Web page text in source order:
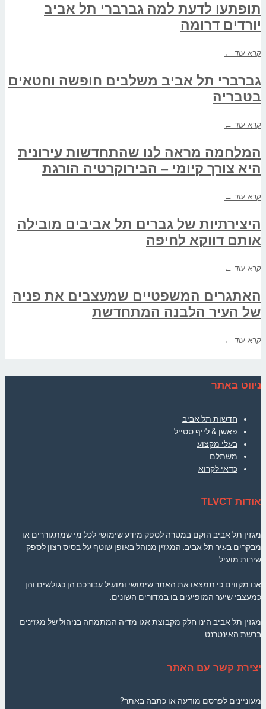
תופתעו לדעת למה גברברי תל אביב
יורדים דרומה
קרא עוד ←
גברברי תל אביב משלבים חופשה וחטאים
בטבריה
קרא עוד ←
המלחמה מראה לנו שהתחדשות עירונית
היא צורך קיומי – הבירוקרטיה הורגת
קרא עוד ←
היצירתיות של גברים תל אביבים מובילה
אותם דווקא לחיפה
קרא עוד ←
האתגרים המשפטיים שמעצבים את פניה
של העיר הלבנה המתחדשת
קרא עוד ←
ניווט באתר
חדשות תל אביב
פאשן & לייף סטייל
בעלי מקצוע
משתלם
כדאי לקרוא
אודות TLVCT
מגזין תל אביב הוקם במטרה לספק מידע שימושי לכל מי שמתגוררים או
מבקרים בעיר תל אביב. המגזין מנוהל באופן שוטף על בסיס רצון לספק
שירות מועיל.
אנו מקווים כי תמצאו את האתר שימושי ומועיל עבורכם הן כגולשים והן
כמעצבי שיער המופיעים בו במדורים השונים.
מגזין תל אביב הינו חלק מקבוצת אגו מדיה המתמחה בניהול של מגזינים
ברשת האינטרנט.
יצירת קשר עם האתר
מעוניינים לפרסם מודעה או כתבה באתר?